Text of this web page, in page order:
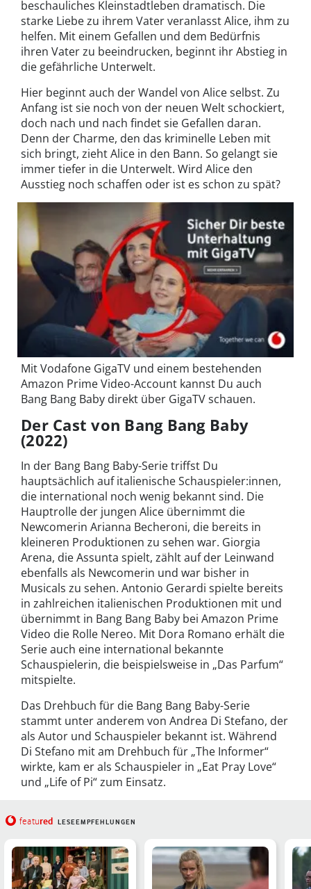
beschauliches Kleinstadtleben dramatisch. Die
starke Liebe zu ihrem Vater veranlasst Alice, ihm zu
helfen. Mit einem Gefallen und dem Bedürfnis
ihren Vater zu beeindrucken, beginnt ihr Abstieg in
die gefährliche Unterwelt.
Hier beginnt auch der Wandel von Alice selbst. Zu
Anfang ist sie noch von der neuen Welt schockiert,
doch nach und nach findet sie Gefallen daran.
Denn der Charme, den das kriminelle Leben mit
sich bringt, zieht Alice in den Bann. So gelangt sie
immer tiefer in die Unterwelt. Wird Alice den
Ausstieg noch schaffen oder ist es schon zu spät?
Mit Vodafone GigaTV und einem bestehenden
Amazon Prime Video-Account kannst Du auch
Bang Bang Baby direkt über GigaTV schauen.
Der Cast von Bang Bang Baby
(2022)
In der Bang Bang Baby-Serie triffst Du
hauptsächlich auf italienische Schauspieler:innen,
die international noch wenig bekannt sind. Die
Hauptrolle der jungen Alice übernimmt die
Newcomerin Arianna Becheroni, die bereits in
kleineren Produktionen zu sehen war. Giorgia
Arena, die Assunta spielt, zählt auf der Leinwand
ebenfalls als Newcomerin und war bisher in
Musicals zu sehen. Antonio Gerardi spielte bereits
in zahlreichen italienischen Produktionen mit und
übernimmt in Bang Bang Baby bei Amazon Prime
Video die Rolle Nereo. Mit Dora Romano erhält die
Serie auch eine international bekannte
Schauspielerin, die beispielsweise in „Das Parfum“
mitspielte.
Das Drehbuch für die Bang Bang Baby-Serie
stammt unter anderem von Andrea Di Stefano, der
als Autor und Schauspieler bekannt ist. Während
Di Stefano mit am Drehbuch für „The Informer“
wirkte, kam er als Schauspieler in „Eat Pray Love“
und „Life of Pi“ zum Einsatz.
featured LESEEMPFEHLUNGEN